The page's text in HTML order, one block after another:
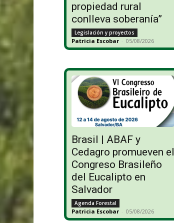
propiedad rural
conlleva soberanía”
Legislación y proyectos
Patricia Escobar - 05/08/2026
Brasil | ABAF y
Cedagro promueven el
Congreso Brasileño
del Eucalipto en
Salvador
Agenda Forestal
Patricia Escobar - 05/08/2026